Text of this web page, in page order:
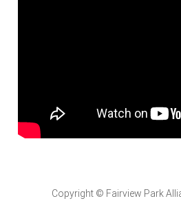
Copyright © Fairview Park